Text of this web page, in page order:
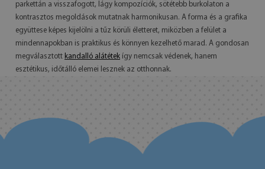
parkettán a visszafogott, lágy kompozíciók, sötétebb burkolaton a
kontrasztos megoldások mutatnak harmonikusan. A forma és a grafika
együttese képes kijelölni a tűz körüli életteret, miközben a felület a
mindennapokban is praktikus és könnyen kezelhető marad. A gondosan
megválasztott kandalló alátétek így nemcsak védenek, hanem
esztétikus, időtálló elemei lesznek az otthonnak.